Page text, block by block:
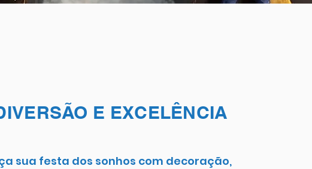
E EXCELÊNCIA
sua festa dos sonhos com decoração,